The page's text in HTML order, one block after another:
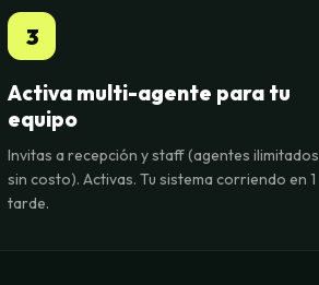
3
Activa multi-agente para tu
equipo
Invitas a recepción y staff (agentes ilimitados
sin costo). Activas. Tu sistema corriendo en 1
tarde.